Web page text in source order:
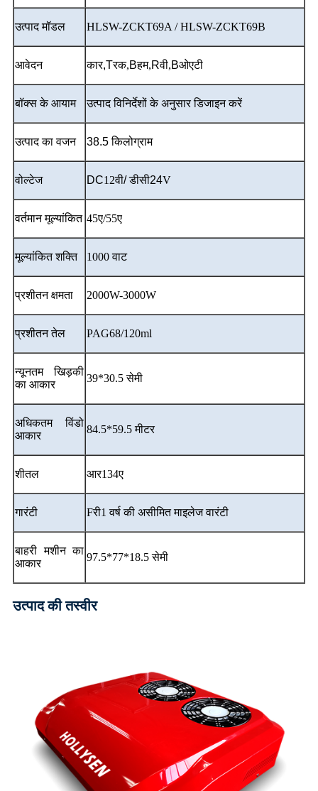
उत्पाद मॉडल HLSW-ZCKT69A / HLSW-ZCKT69B
आवेदन कार,Tरक,Bहम,Rवी,Bओएटी
बॉक्स के आयाम उत्पाद विनिर्देशों के अनुसार डिजाइन करें
उत्पाद का वजन 38.5 किलोग्राम
वोल्टेज DC12वी/ डीसी24V
वर्तमान मूल्यांकित 45ए/55ए
मूल्यांकित शक्ति 1000 वाट
प्रशीतन क्षमता 2000W-3000W
प्रशीतन तेल PAG68/120ml
न्यूनतम खिड़की
का आकार
39*30.5 सेमी
अधिकतम विंडो
आकार
84.5*59.5 मीटर
शीतल आर134ए
गारंटी Fरी1 वर्ष की असीमित माइलेज वारंटी
बाहरी मशीन का
आकार
97.5*77*18.5 सेमी
उत्पाद की तस्वीर